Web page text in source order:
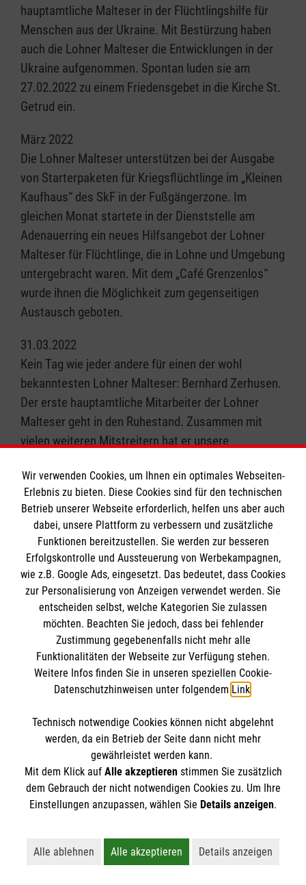
hauptamtliche Malteser in der Flüchtlingshilfe für
Menschen aus der Ukraine. Mit Bestürzung haben
auch die Lohner Malteser die Entwicklungen in der
Ukraine aufgenommen. Spontan luden sie am
27.02.2022 zu einem Friedensgebet in die Kirche St.
Getrud ein.
März 2022
Die Lohner Malteser unterstützen bei der Ausgabe
von Starterpaketen für Kriegsflüchtlinge im „Kleinen
Kaufhaus“ des SkF in der Fußgängerzone. Im
gleichen Monat startete in der Dienststelle am
Adenauerring ein neues Hilfsangebot der Lohner
Malteser für Flüchtlinge, die in Lohne und Umgebung
untergebracht waren. Mit dem „Café Grenzenlos“
wurde ihnen die Möglichkeit zum gegenseitigen
Austausch geboten.
31.03.2022
Kein Tag wie jeder andere für einen der wohl
bekanntesten Lohner Malteser: Bernhard Zerhusen.
Der erste hauptamtliche Mitarbeiter der Lohner
Malteser geht in den Ruhestand. Zusammen mit
vielen weiteren Mitstreitern hat er unsere
Geschäftsführer des e. V. bleibt er weiterhin ein Teil
der Lohner Malteser.
Oktober 2022
Erste Bauarbeiten starten in der Dienststelle zur
Erweiterung des Ausbildungsraumes im
Erdgeschoss. Zusätzlich sollen neue Büroräume
und sanitäre Anlagen für den Rettungsdienst
geschaffen werden. Auch wird das Erdgeschoss
barrierefrei gestaltet.
September 2023
Die Bauarbeiten zur Erweiterung der Dienststelle
sind abgeschlossen und die Räume werden bei
einem Festakt eingeweiht.
11.01.2024
Nach mehr als sieben Jahren verabschieden sich
Stadtbeauftragter Martin Rolfes und sein
ehrenamtlichen Ortsleitung der Lohner Malteser. Sie
übergeben ihre Ämter an Elke von Dalwigk und
Wir verwenden Cookies, um Ihnen ein optimales Webseiten-
Erlebnis zu bieten. Diese Cookies sind für den technischen
Betrieb unserer Webseite erforderlich, helfen uns aber auch
dabei, unsere Plattform zu verbessern und zusätzliche
Funktionen bereitzustellen. Sie werden zur besseren
Erfolgskontrolle und Aussteuerung von Werbekampagnen,
wie z.B. Google Ads, eingesetzt. Das bedeutet, dass Cookies
zur Personalisierung von Anzeigen verwendet werden. Sie
entscheiden selbst, welche Kategorien Sie zulassen
möchten. Beachten Sie jedoch, dass bei fehlender
Zustimmung gegebenenfalls nicht mehr alle
Funktionalitäten der Webseite zur Verfügung stehen.
Weitere Infos finden Sie in unseren speziellen Cookie-
Datenschutzhinweisen unter folgendem Link.
Technisch notwendige Cookies können nicht abgelehnt
werden, da ein Betrieb der Seite dann nicht mehr
gewährleistet werden kann.
Mit dem Klick auf Alle akzeptierenstimmen Sie zusätzlich
dem Gebrauch der nicht notwendigen Cookies zu. Um Ihre
Einstellungen anzupassen, wählen Sie Details anzeigen.
Alle ablehnen
Lehnt alle nicht-essentiellen Cookies ab
Alle akzeptieren
Akzeptiert alle Cookies
Details anzeigen